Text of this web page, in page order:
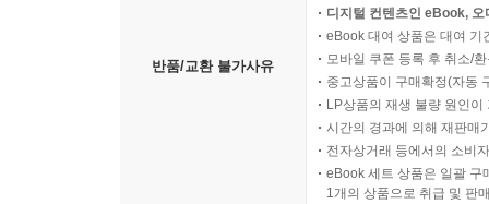
반품/교환 불가사유
디지털 컨텐츠인 eBook,
eBook 대여 상품은 대여 기
모바일 쿠폰 등록 후 취소/
중고상품이 구매확정(자동
LP상품의 재생 불량 원인
시간의 경과에 의해 재판매
전자상거래 등에서의 소비
eBook 세트 상품은 일괄 구
1개의 상품으로 취급 및 판